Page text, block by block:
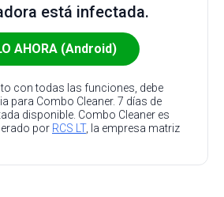
está infectada.
AHORA (Android)
con todas las funciones, debe
para Combo Cleaner. 7 días de
disponible. Combo Cleaner es
por RCS LT, la empresa matriz